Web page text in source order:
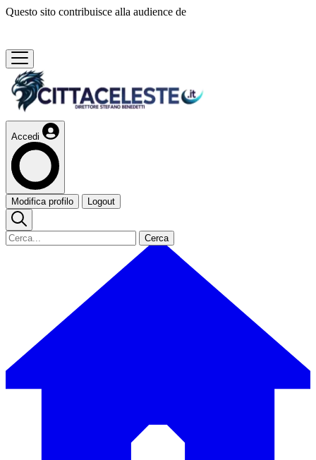
Questo sito contribuisce alla audience de
Accedi
Modifica profilo Logout
Cerca